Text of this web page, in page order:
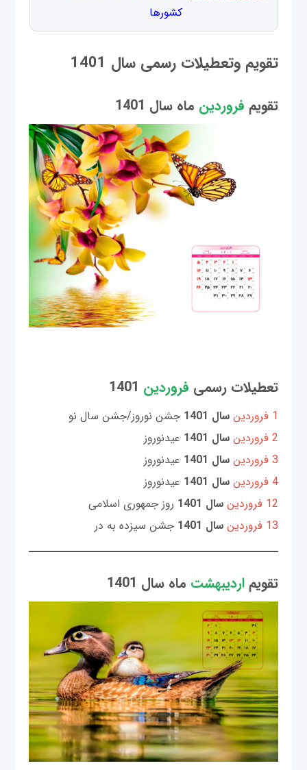
کشورها
تقویم وتعطیلات رسمی سال 1401
تقویم فروردین ماه سال 1401
تعطیلات رسمی فروردین
1 فروردین سال 1401
جشن نوروز/جشن سال نو
2 فروردین
سال 1401
عیدنوروز
3 فروردین
سال 1401
عیدنوروز
4 فروردین
سال 1401
عیدنوروز
12 فروردین
سال 1401
روز جمهوری اسلامی
13 فروردین
سال 1401 جشن سیزده به در
تقویم اردیبهشت ماه سال 1401